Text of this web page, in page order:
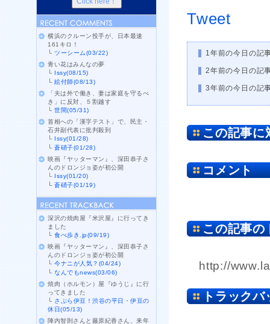
Tweet
1年前の今日の記
2年前の今日の記
3年前の今日の記
この記事に
コメント
この記事の
http://
トラックバ
横浜のクルーン投手が、日本最速
161キロ！
└ツーシーム(03/22)
青い花はみんなの夢
└ Issy(08/15)
└絵付師(08/13)
「夫は外で働き、妻は家庭を守るべ
き」に反対、５割越す
└世間(05/31)
首相への「漢字テスト」で、民主・
石井副代表に批判殺到
└ Issy(01/28)
└蒼硝子(01/28)
映画『ヤッターマン』、深田恭子さ
んのドロンジョ姿が初公開
└ Issy(01/20)
└蒼硝子(01/19)
深沢の焼肉屋『米沢屋』に行ってき
ました
└食べ歩き.jp(09/19)
映画『ヤッターマン』、深田恭子さ
んのドロンジョ姿が初公開
└今ナニが人気？(04/24)
└なんでもnews(03/06)
焼肉（ホルモン）屋『ゆうじ』に行
ってきました
└ さぷら伊豆！渋谷の平日・伊豆の
休日(05/13)
陣内智則さんと藤原紀香さん、来年